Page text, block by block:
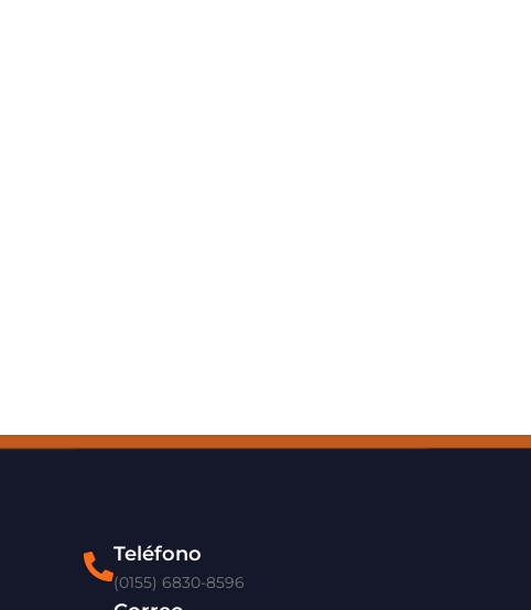
Teléfono
(0155) 6830-8596